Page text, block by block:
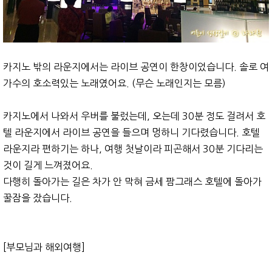
카지노 밖의 라운지에서는 라이브 공연이 한창이었습니다. 솔로 여
가수의 호소력있는 노래였어요. (무슨 노래인지는 모름)
카지노에서 나와서 우버를 불렀는데, 오는데 30분 정도 걸려서 호
텔 라운지에서 라이브 공연을 들으며 멍하니 기다렸습니다. 호텔
라운지라 편하기는 하나, 여행 첫날이라 피곤해서 30분 기다리는
것이 길게 느껴졌어요.
다행히 돌아가는 길은 차가 안 막혀 금세 팜그래스 호텔에 돌아가
꿀잠을 잤습니다.
[부모님과 해외여행]